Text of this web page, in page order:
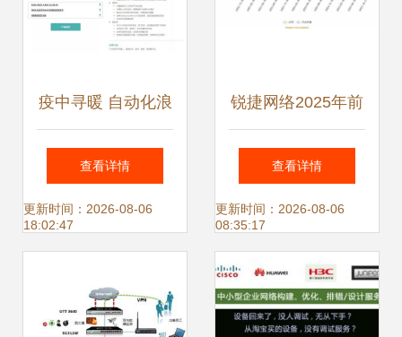
疫中寻暖 自动化浪
潮与互联网销售下
的情感依托
查看详情
更新时间：2026-08-06
18:02:47
锐捷网络2025年前
三季度净利润同比
大增65.26%，网络
设备销售驱动强劲
增长
查看详情
更新时间：2026-08-06
08:35:17